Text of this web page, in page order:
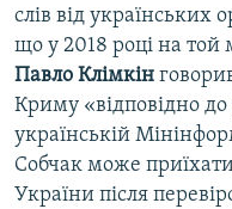
слів від українських
що у 2018 році на
Павло Клімкін
Криму «відповідно до
українській
Собчак може
України після